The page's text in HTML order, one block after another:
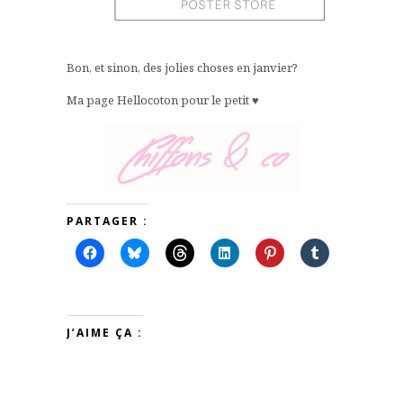
Bon, et sinon, des jolies choses en janvier?
Ma page Hellocoton pour le petit ♥
PARTAGER :
J’AIME ÇA :